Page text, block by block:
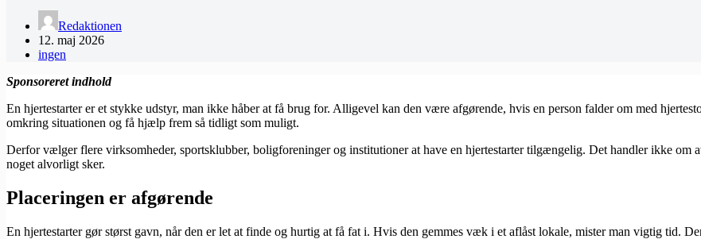
Redaktionen
12. maj 2026
ingen
Sponsoreret indhold
En hjertestarter er et stykke udstyr, man ikke håber at få brug for. Alligevel kan den være afgørende, hvis en person falder om med
omkring situationen og få hjælp frem så tidligt som muligt.
Derfor vælger flere virksomheder, sportsklubber, boligforeninger og institutioner at have en hjertestarter tilgængelig. Det handler ikke om
noget alvorligt sker.
Placeringen er afgørende
En hjertestarter gør størst gavn, når den er let at finde og hurtig at få fat i. Hvis den gemmes væk i et aflåst lokale, mister man vigtig tid.